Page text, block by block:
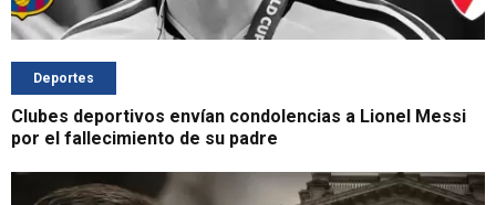
Deportes
Clubes deportivos envían condolencias a Lionel Messi
por el fallecimiento de su padre